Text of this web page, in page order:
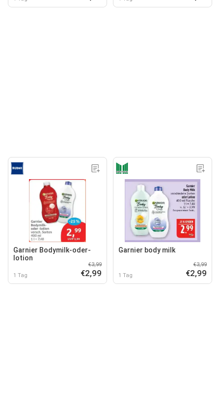
Garnier Bodymilk-oder-
lotion
1 Tag
€3,99
€2,99
Garnier body milk
1 Tag
€3,99
€2,99